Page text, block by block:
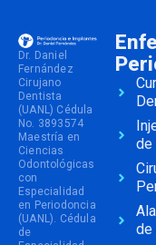
Dr. Daniel
Fernández
Cirujano
Dentista
(UANL) Cédula
No. 3893574
Maestría en
Ciencias
Odontológicas
con
Especialidad
en Periodoncia
(UANL). Cédula
de
de
de